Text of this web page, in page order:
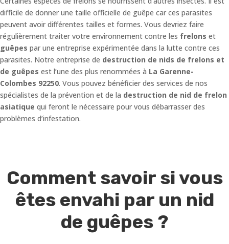
difficile de donner une taille officielle de guêpe car ces parasites
peuvent avoir différentes tailles et formes. Vous devriez faire
régulièrement traiter votre environnement contre les frelons et
guêpes par une entreprise expérimentée dans la lutte contre ces
parasites. Notre entreprise de destruction de nids de frelons et
de guêpes est l’une des plus renommées à La Garenne-
Colombes 92250. Vous pouvez bénéficier des services de nos
spécialistes de la prévention et de la destruction de nid de frelon
asiatique qui feront le nécessaire pour vous débarrasser des
problèmes d’infestation.
Comment savoir si vous
êtes envahi par un nid
de guêpes ?